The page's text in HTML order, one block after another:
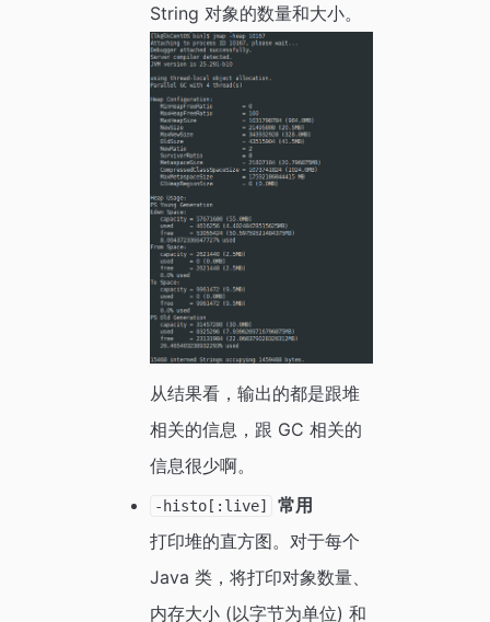
String 对象的数量和大小。
从结果看，输出的都是跟堆
相关的信息，跟 GC 相关的
信息很少啊。
-histo[:live]
常用
打印堆的直方图。对于每个
Java 类，将打印对象数量、
内存大小 (以字节为单位) 和